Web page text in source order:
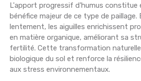
L'apport progressif d'humus constitue
bénéfice majeur de ce type de
lentement, les aiguilles enrichissent
en matière organique, améliorant sa
fertilité. Cette transformation
biologique du sol et renforce la
aux stress environnementaux.